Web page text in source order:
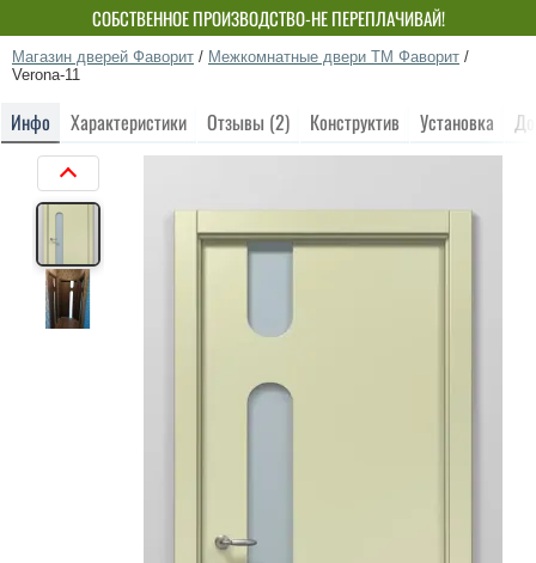
СОБСТВЕННОЕ ПРОИЗВОДСТВО-НЕ ПЕРЕПЛАЧИВАЙ!
Магазин дверей Фаворит / Межкомнатные двери ТМ Фаворит /
Verona-11
Инфо Характеристики Отзывы (2) Конструктив Установка